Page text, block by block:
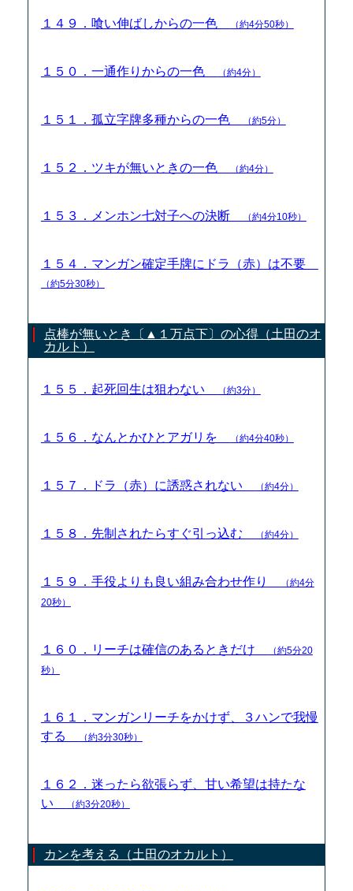
１４９．喰い伸ばしからの一色 （約4分50秒）
１５０．一通作りからの一色 （約4分）
１５１．孤立字牌多種からの一色 （約5分）
１５２．ツキが無いときの一色 （約4分）
１５３．メンホン七対子への決断 （約4分10秒）
１５４．マンガン確定手牌にドラ（赤）は不要
（約5分30秒）
点棒が無いとき〔▲１万点下〕の心得（土田のオ
カルト）
１５５．起死回生は狙わない （約3分）
１５６．なんとかひとアガリを （約4分40秒）
１５７．ドラ（赤）に誘惑されない （約4分）
１５８．先制されたらすぐ引っ込む （約4分）
１５９．手役よりも良い組み合わせ作り
（約4分
20秒）
１６０．リーチは確信のあるときだけ
（約5分20
秒）
１６１．マンガンリーチをかけず、３ハンで我慢
する
（約3分30秒）
１６２．迷ったら欲張らず、甘い希望は持たな
い
（約3分20秒）
カンを考える（土田のオカルト）